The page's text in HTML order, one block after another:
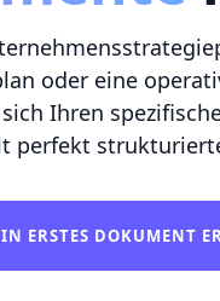
oder eine
Ihren
perfekt
ERSTES DOKUMENT